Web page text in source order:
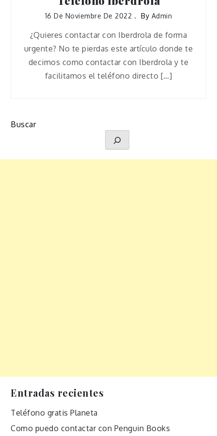
16 De Noviembre De 2022 By Admin
¿Quieres contactar con Iberdrola de forma
urgente? No te pierdas este artículo donde te
decimos como contactar con Iberdrola y te
facilitamos el teléfono directo […]
Buscar
Entradas recientes
Teléfono gratis Planeta
Como puedo contactar con Penguin Books